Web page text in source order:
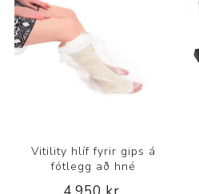
Vitility hlíf fyrir gips á
fótlegg að hné